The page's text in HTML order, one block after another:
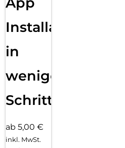
Installation
in
wenigen
Schritten
ab 5,00 €
inkl. MwSt.